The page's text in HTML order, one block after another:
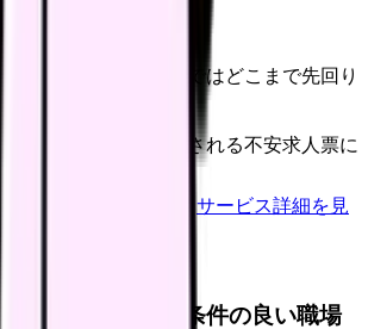
直せます
安を、自院の求人票ではどこまで先回り
すか？
見せ方 応募前に離脱される不安求人票に
の見積もりを依頼
サービス詳細を見
いと感じたら、条件の良い職場